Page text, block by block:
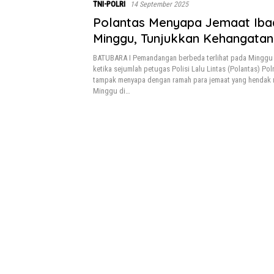
TNI-POLRI 14 September 2025
Polantas Menyapa Jemaat
Minggu, Tunjukkan
Sinergi
BATUBARA I Pemandangan berbeda terlihat pada
ketika sejumlah petugas Polisi Lalu Lintas (Polantas)
tampak menyapa dengan ramah para jemaat yang
Minggu di…